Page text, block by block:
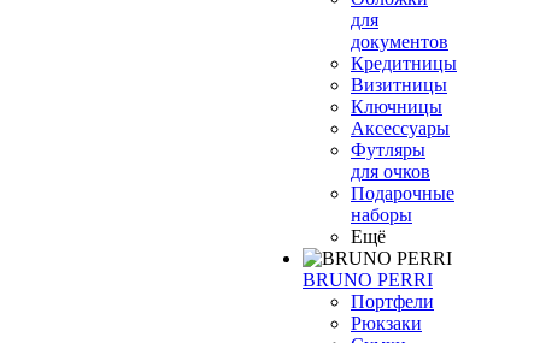
для
документов
Кредитницы
Визитницы
Ключницы
Аксессуары
Футляры
для очков
Подарочные
наборы
Ещё
BRUNO PERRI
Портфели
Рюкзаки